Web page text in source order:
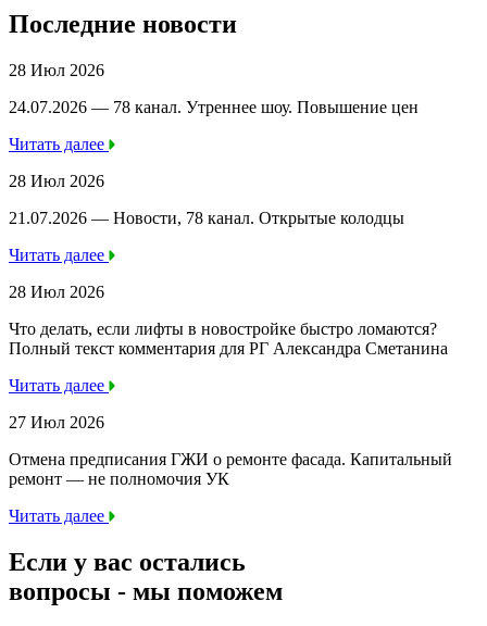
Последние новости
28 Июл 2026
24.07.2026 — 78 канал. Утреннее шоу. Повышение цен
Читать далее
28 Июл 2026
21.07.2026 — Новости, 78 канал. Открытые колодцы
Читать далее
28 Июл 2026
Что делать, если лифты в новостройке быстро ломаются?
Полный текст комментария для РГ Александра Сметанина
Читать далее
27 Июл 2026
Отмена предписания ГЖИ о ремонте фасада. Капитальный
ремонт — не полномочия УК
Читать далее
Если у вас остались
вопросы - мы поможем